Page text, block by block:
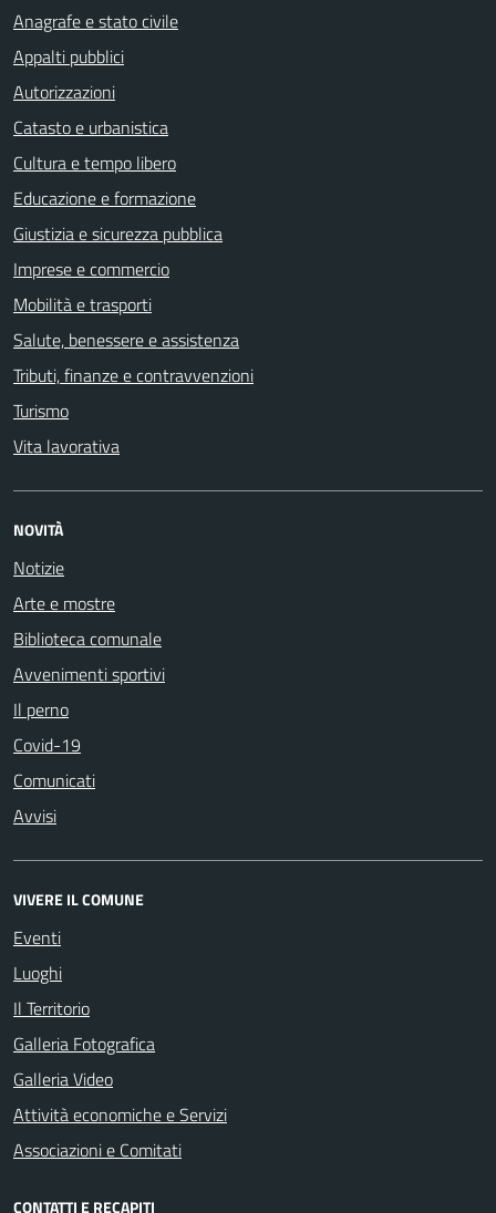
Anagrafe e stato civile
Appalti pubblici
Autorizzazioni
Catasto e urbanistica
Cultura e tempo libero
Educazione e formazione
Giustizia e sicurezza pubblica
Imprese e commercio
Mobilità e trasporti
Salute, benessere e assistenza
Tributi, finanze e contravvenzioni
Turismo
Vita lavorativa
NOVITÀ
Notizie
Arte e mostre
Biblioteca comunale
Avvenimenti sportivi
Il perno
Covid-19
Comunicati
Avvisi
VIVERE IL COMUNE
Eventi
Luoghi
Il Territorio
Galleria Fotografica
Galleria Video
Attività economiche e Servizi
Associazioni e Comitati
CONTATTI E RECAPITI